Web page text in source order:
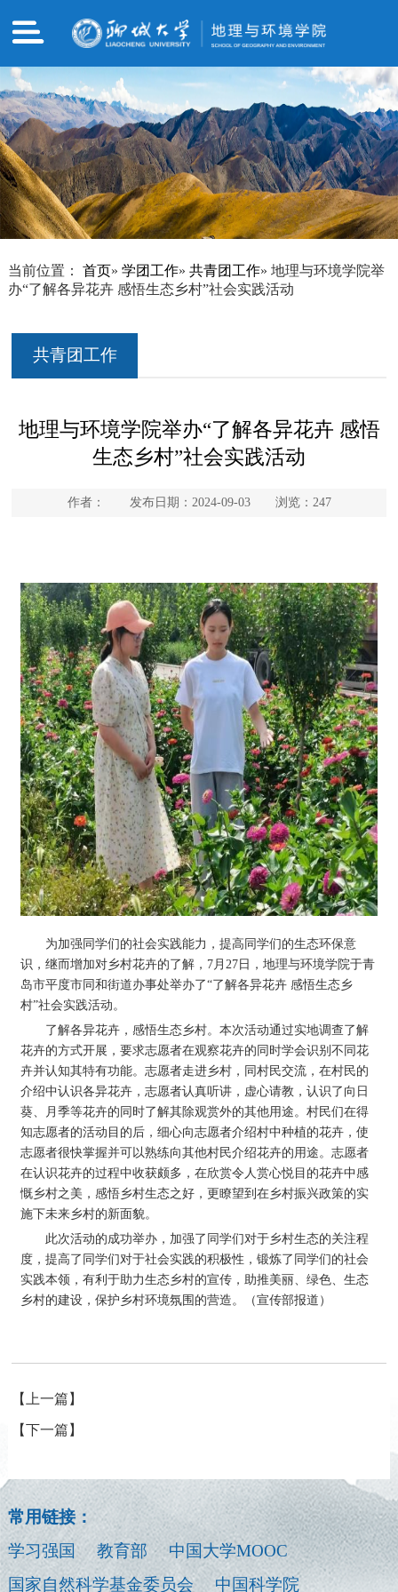
当前位置： 首页» 学团工作» 共青团工作» 地理与环境学院举
办“了解各异花卉 感悟生态乡村”社会实践活动
共青团工作
地理与环境学院举办“了解各异花卉 感悟
生态乡村”社会实践活动
作者： 发布日期：2024-09-03 浏览： 247
为加强同学们的社会实践能力，提高同学们的生态环保意
识，继而增加对乡村花卉的了解，7月27日，地理与环境学院于青
岛市平度市同和街道办事处举办了“了解各异花卉 感悟生态乡
村”社会实践活动。
了解各异花卉，感悟生态乡村。本次活动通过实地调查了解
花卉的方式开展，要求志愿者在观察花卉的同时学会识别不同花
卉并认知其特有功能。志愿者走进乡村，同村民交流，在村民的
介绍中认识各异花卉，志愿者认真听讲，虚心请教，认识了向日
葵、月季等花卉的同时了解其除观赏外的其他用途。村民们在得
知志愿者的活动目的后，细心向志愿者介绍村中种植的花卉，使
志愿者很快掌握并可以熟练向其他村民介绍花卉的用途。志愿者
在认识花卉的过程中收获颇多，在欣赏令人赏心悦目的花卉中感
慨乡村之美，感悟乡村生态之好，更瞭望到在乡村振兴政策的实
施下未来乡村的新面貌。
此次活动的成功举办，加强了同学们对于乡村生态的关注程
度，提高了同学们对于社会实践的积极性，锻炼了同学们的社会
实践本领，有利于助力生态乡村的宣传，助推美丽、绿色、生态
乡村的建设，保护乡村环境氛围的营造。（宣传部报道）
【上一篇】
【下一篇】
常用链接：
学习强国
教育部
中国大学MOOC
国家自然科学基金委员会
中国科学院